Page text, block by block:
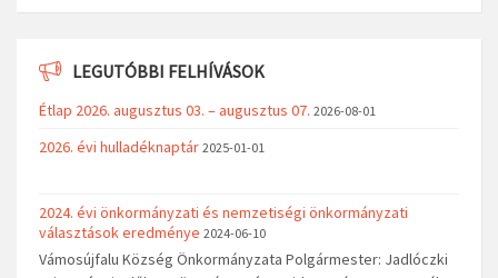
LEGUTÓBBI FELHÍVÁSOK
Étlap 2026. augusztus 03. – augusztus 07. 2026-08-01
2026. évi hulladéknaptár 2025-01-01
2024. évi önkormányzati és nemzetiségi önkormányzati
választások eredménye 2024-06-10
Vámosújfalu Község Önkormányzata Polgármester: Jadlóczki